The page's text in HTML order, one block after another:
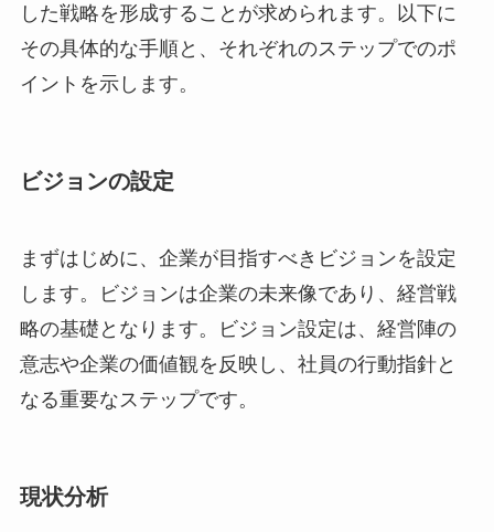
した戦略を形成することが求められます。以下に
その具体的な手順と、それぞれのステップでのポ
イントを示します。
ビジョンの設定
まずはじめに、企業が目指すべきビジョンを設定
します。ビジョンは企業の未来像であり、経営戦
略の基礎となります。ビジョン設定は、経営陣の
意志や企業の価値観を反映し、社員の行動指針と
なる重要なステップです。
現状分析